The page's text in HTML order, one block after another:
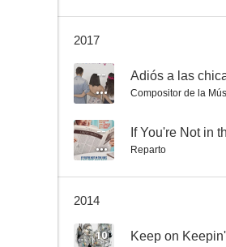
8.5
Un lugar llamado Milagro
2017
-- Adiós a las
Compositor de la
-- If You're Not in
Reparto
2014
10 Keep on